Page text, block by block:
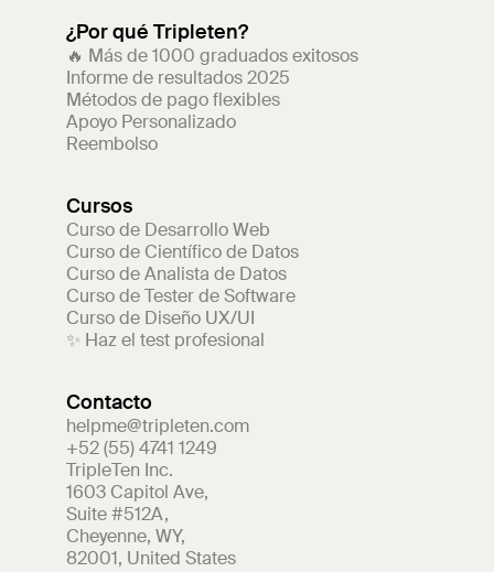
¿Por qué Tripleten?
🔥 Más de 1000 graduados exitosos
Informe de resultados 2025
Métodos de pago flexibles
Apoyo Personalizado
Reembolso
Cursos
Curso de Desarrollo Web
Curso de Científico de Datos
Curso de Analista de Datos
Curso de Tester de Software
Curso de Diseño UX/UI
✨ Haz el test profesional
Contacto
helpme@tripleten.com
+52 (55) 4741 1249
TripleTen Inc.
1603 Capitol Ave,
Suite #512A,
Cheyenne, WY,
82001, United States